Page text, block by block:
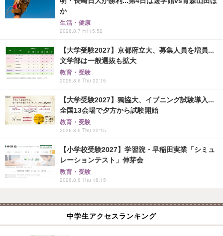
か
生活・健康
2026.8.7 Fri 15:52
【大学受験2027】京都府立大、募集人員を増員...
文学部は一般選抜も拡大
教育・受験
2026.8.6 Thu 22:15
【大学受験2027】獨協大、イブニング試験導入...
全国13会場で夕方から試験開始
教育・受験
2026.8.6 Thu 20:15
【小学校受験2027】学習院・早稲田実業「シミュ
レーションテスト」伸芽会
教育・受験
2026.8.6 Thu 18:15
中学生アクセスランキング